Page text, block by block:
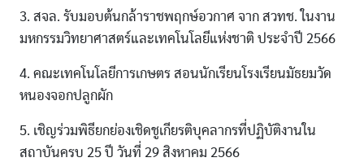
3. สจล. รับมอบต้นกล้าราชพฤกษ์อวกาศ จาก สวทช. ในงาน
มหกรรมวิทยาศาสตร์และเทคโนโลยีแห่งชาติ ประจำปี 2566
4. คณะเทคโนโลยีการเกษตร สอนนักเรียนโรงเรียนมัธยมวัด
หนองจอกปลูกผัก
5. เชิญร่วมพิธียกย่องเชิดชูเกียรติบุคลากรที่ปฏิบัติงานใน
สถาบันครบ 25 ปี วันที่ 29 สิงหาคม 2566